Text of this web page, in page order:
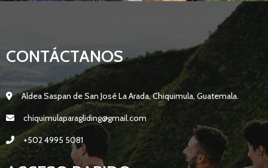
CONTÁCTANOS
Aldea Saspan de San José La Arada, Chiquimula, Guatemala.
chiquimulaparagliding@gmail.com
+502 4995 5081